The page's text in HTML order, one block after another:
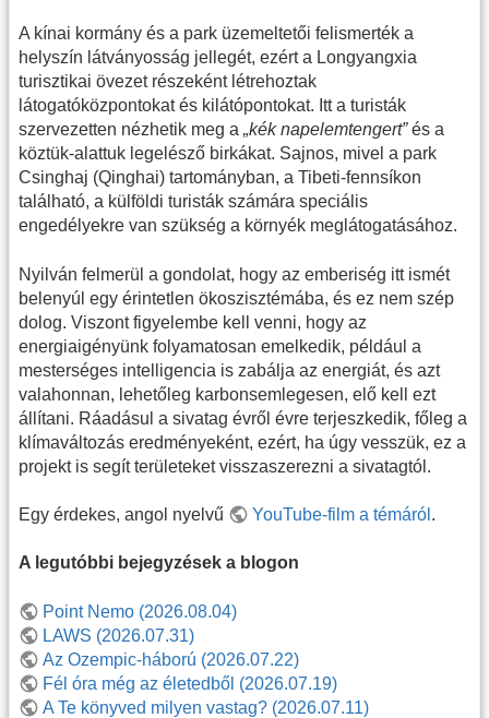
A kínai kormány és a park üzemeltetői felismerték a
helyszín látványosság jellegét, ezért a Longyangxia
turisztikai övezet részeként létrehoztak
látogatóközpontokat és kilátópontokat. Itt a turisták
szervezetten nézhetik meg a „kék napelemtengert”és a
köztük-alattuk legelésző birkákat. Sajnos, mivel a park
Csinghaj (Qinghai) tartományban, a Tibeti-fennsíkon
található, a külföldi turisták számára speciális
engedélyekre van szükség a környék meglátogatásához.
Nyilván felmerül a gondolat, hogy az emberiség itt ismét
belenyúl egy érintetlen ökoszisztémába, és ez nem szép
dolog. Viszont figyelembe kell venni, hogy az
energiaigényünk folyamatosan emelkedik, például a
mesterséges intelligencia is zabálja az energiát, és azt
valahonnan, lehetőleg karbonsemlegesen, elő kell ezt
állítani. Ráadásul a sivatag évről évre terjeszkedik, főleg a
klímaváltozás eredményeként, ezért, ha úgy vesszük, ez a
projekt is segít területeket visszaszerezni a sivatagtól.
Egy érdekes, angol nyelvű YouTube-film a témáról .
A legutóbbi bejegyzések a blogon
Point Nemo (2026.08.04)
LAWS (2026.07.31)
Az Ozempic-háború (2026.07.22)
Fél óra még az életedből (2026.07.19)
A Te könyved milyen vastag? (2026.07.11)